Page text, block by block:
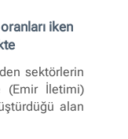
iken
sektörlerin
(Emir İletimi)
alan